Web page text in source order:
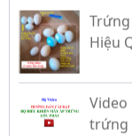
Hiệu
trứng